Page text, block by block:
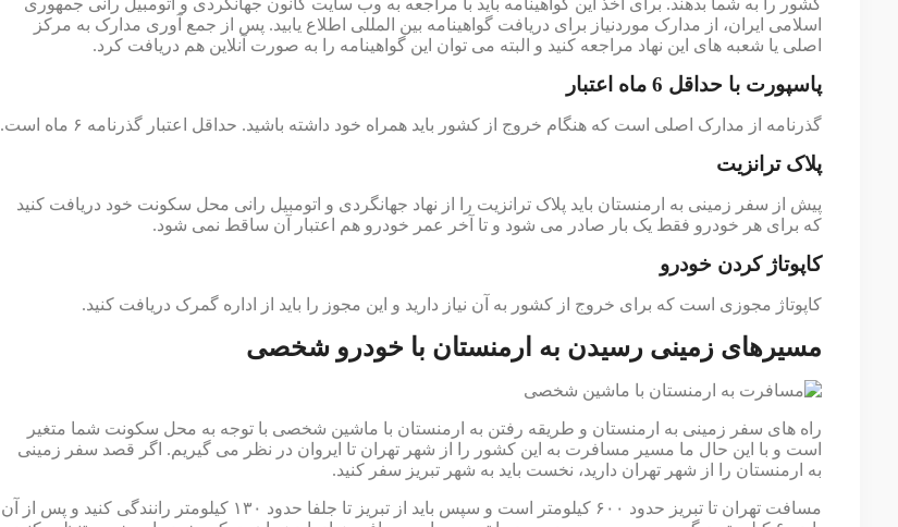
کشور را به شما بدهند.‌ برای اخذ این گواهینامه باید با مراجعه به وب‌ سایت کانون جهانگردی و اتومبیل ‌رانی جمهوری
اسلامی ایران، از مدارک موردنیاز برای دریافت گواهینامه بین المللی اطلاع ‌یابید. پس از جمع آوری مدارک به مرکز
اصلی یا شعبه های این نهاد مراجعه کنید و البته می توان این گواهینامه را به صورت آنلاین هم دریافت کرد.
پاسپورت با حداقل 6 ماه اعتبار
گذرنامه از مدارک اصلی است که هنگام خروج از کشور باید همراه خود داشته باشید.‌ حداقل اعتبار گذرنامه ۶ ماه است.
پلاک ترانزیت
پیش از سفر زمینی به ارمنستان باید پلاک ترانزیت را از نهاد جهانگردی و اتومبیل ‌رانی محل سکونت خود دریافت کنید
که برای هر خودرو فقط یک بار صادر می شود و تا آخر عمر خودرو هم اعتبار آن ساقط نمی شود.‌
کاپوتاژ کردن خودرو
کاپوتاژ مجوزی است که برای خروج از کشور به آن نیاز دارید و این مجوز را باید از اداره گمرک دریافت کنید‌‌. ‌
مسیرهای زمینی رسیدن به ارمنستان با خودرو شخصی
راه های سفر زمینی به ارمنستان و طریقه رفتن به ارمنستان با ماشین شخصی با توجه به محل سکونت شما متغیر
است و با این حال ما مسیر مسافرت به این کشور را از شهر تهران تا ایروان در نظر می گیریم.‌ اگر قصد سفر زمینی
به ارمنستان را از شهر تهران دارید، نخست باید به شهر تبریز سفر کنید‌‌.
مسافت تهران تا تبریز حدود ۶۰۰ کیلومتر است و سپس باید از تبریز تا جلفا حدود ۱۳۰ کیلومتر رانندگی کنید و پس از آن